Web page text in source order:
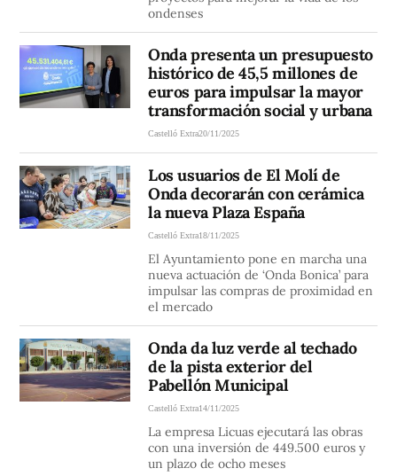
ondenses
Onda presenta un presupuesto
histórico de 45,5 millones de
euros para impulsar la mayor
transformación social y urbana
Castelló Extra20/11/2025
Los usuarios de El Molí de
Onda decorarán con cerámica
la nueva Plaza España
Castelló Extra18/11/2025
El Ayuntamiento pone en marcha una
nueva actuación de ‘Onda Bonica’ para
impulsar las compras de proximidad en
el mercado
Onda da luz verde al techado
de la pista exterior del
Pabellón Municipal
Castelló Extra14/11/2025
La empresa Licuas ejecutará las obras
con una inversión de 449.500 euros y
un plazo de ocho meses